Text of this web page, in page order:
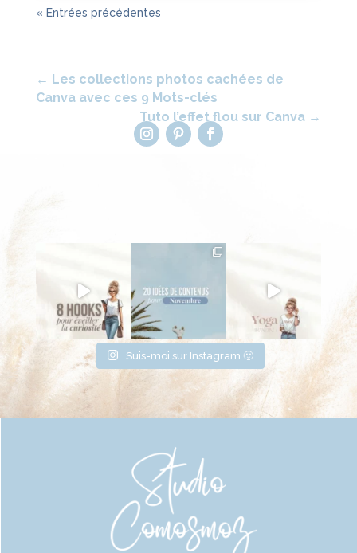
« Entrées précédentes
← Les collections photos cachées de
Canva avec ces 9 Mots-clés
Tuto l’effet flou sur Canva →
Suis-moi sur Instagram 🙂